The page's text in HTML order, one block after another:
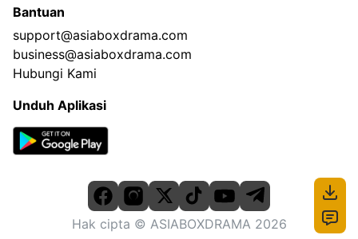
Bantuan
support@asiaboxdrama.com
business@asiaboxdrama.com
Hubungi Kami
Unduh Aplikasi
Hak cipta © ASIABOXDRAMA 2026